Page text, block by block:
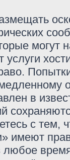
могут
услуги
в
с тем,
имеют